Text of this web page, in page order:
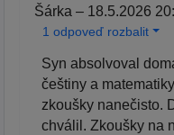
Šárka – 18.5.2026
1 odpoveď rozbalit
Syn absolvoval
češtiny a
zkoušky nanečisto.
chválil. Zkoušky na